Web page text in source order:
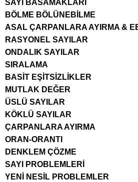
SAYI BASAMAKLARI
BÖLME BÖLÜNEBİLME
ASAL ÇARPANLARA AYIRMA &
RASYONEL SAYILAR
ONDALIK SAYILAR
SIRALAMA
BASİT EŞİTSİZLİKLER
MUTLAK DEĞER
ÜSLÜ SAYILAR
KÖKLÜ SAYILAR
ÇARPANLARA AYIRMA
ORAN-ORANTI
DENKLEM ÇÖZME
SAYI PROBLEMLERİ
YENİ NESİL PROBLEMLER